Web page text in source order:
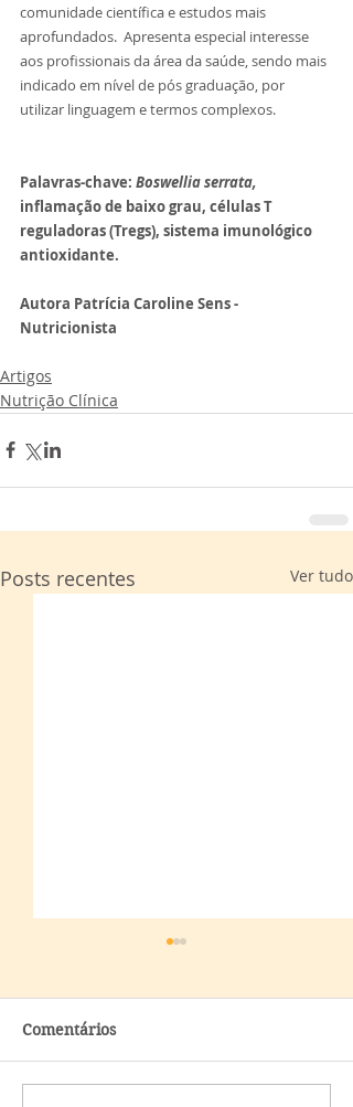
comunidade científica e estudos mais
aprofundados.  Apresenta especial interesse
aos profissionais da área da saúde, sendo mais
indicado em nível de pós graduação, por
utilizar linguagem e termos complexos.
Palavras-chave: Boswellia serrata,
inflamação de baixo grau, células T
reguladoras (Tregs), sistema imunológico
antioxidante.
Autora Patrícia Caroline Sens -
Nutricionista
Artigos
Nutrição Clínica
Posts recentes Ver tudo
Comentários